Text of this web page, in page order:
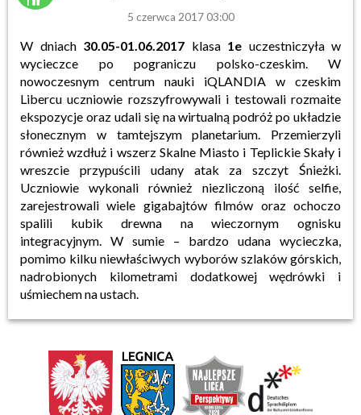
5 czerwca 2017 03:00
W dniach 30.05-01.06.2017 klasa1e uczestniczyła w
wycieczce po pograniczu polsko-czeskim. W
nowoczesnym centrum nauki iQLANDIA w czeskim
Libercu uczniowie rozszyfrowywali i testowali rozmaite
ekspozycje oraz udali się na wirtualną podróż po układzie
słonecznym w tamtejszym planetarium. Przemierzyli
również wzdłuż i wszerz Skalne Miasto i Teplickie Skały i
wreszcie przypuścili udany atak za szczyt Śnieżki.
Uczniowie wykonali również niezliczoną ilość selfie,
zarejestrowali wiele gigabajtów filmów oraz ochoczo
spalili kubik drewna na wieczornym ognisku
integracyjnym. W sumie – bardzo udana wycieczka,
pomimo kilku niewłaściwych wyborów szlaków górskich,
nadrobionych kilometrami dodatkowej wędrówki i
uśmiechem na ustach.